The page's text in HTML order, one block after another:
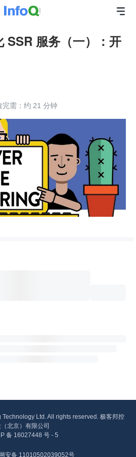
SSR 服务（一）：开
完需：约 21 分钟
Ltd. All rights reserved. 极客邦控
（北京）有限公司
备 16027448 号 - 5
安备 11010502039052号